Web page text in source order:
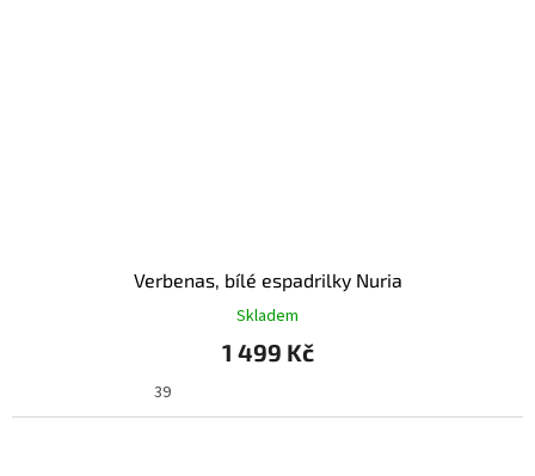
Verbenas, bílé espadrilky Nuria
Skladem
1 499 Kč
39